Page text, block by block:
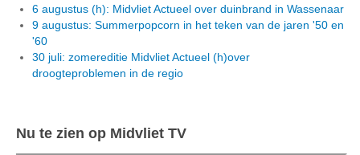
6 augustus (h): Midvliet Actueel over duinbrand in Wassenaar
9 augustus: Summerpopcorn in het teken van de jaren '50 en
'60
30 juli: zomereditie Midvliet Actueel (h)over
droogteproblemen in de regio
Nu te zien op Midvliet TV